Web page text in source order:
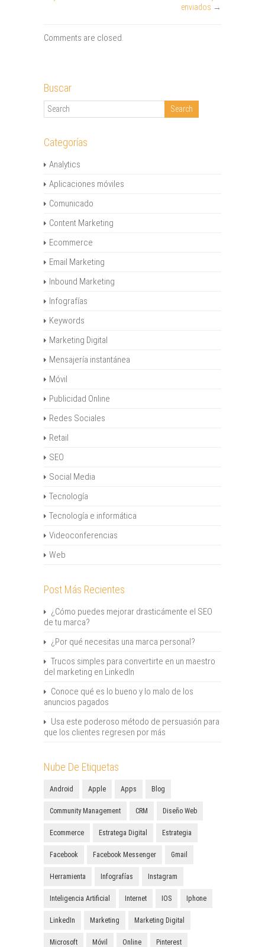
enviados →
Comments are closed.
Buscar
Categorías
Analytics
Aplicaciones móviles
Comunicado
Content Marketing
Ecommerce
Email Marketing
Inbound Marketing
Infografías
Keywords
Marketing Digital
Mensajería instantánea
Móvil
Publicidad Online
Redes Sociales
Retail
SEO
Social Media
Tecnología
Tecnología e informática
Videoconferencias
Web
Post Más Recientes
¿Cómo puedes mejorar drasticámente el SEO
de tu marca?
¿Por qué necesitas una marca personal?
Trucos simples para convertirte en un maestro
del marketing en LinkedIn
Conoce qué es lo bueno y lo malo de los
anuncios pagados
Usa este poderoso método de persuasión para
que los clientes regresen por más
Nube De Etiquetas
Android Apple Apps Blog
Community Management CRM Diseño Web
Ecommerce Estratega Digital Estrategia
Facebook Facebook Messenger Gmail
Herramienta Infografías Instagram
Inteligencia Artificial Internet IOS Iphone
LinkedIn Marketing Marketing Digital
Microsoft Móvil Online Pinterest